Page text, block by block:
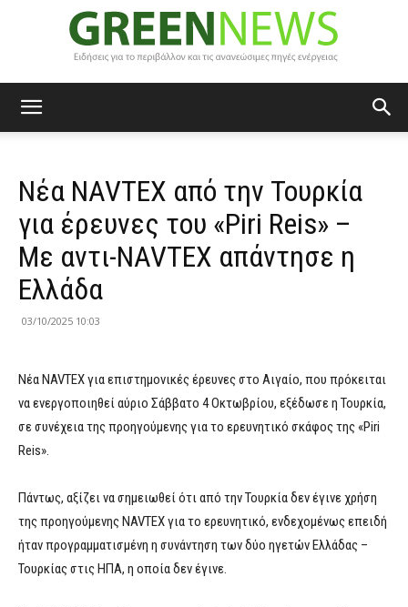
News
Νέα NAVTEX από την Τουρκία
για έρευνες του «Piri Reis» –
Με αντι-NAVTEX απάντησε η
Ελλάδα
03/10/2025 10:03
Νέα NAVTEX για επιστημονικές έρευνες στο Αιγαίο, που πρόκειται
να ενεργοποιηθεί αύριο Σάββατο 4 Οκτωβρίου, εξέδωσε η Τουρκία,
σε συνέχεια της προηγούμενης για το ερευνητικό σκάφος της «Piri
Reis».
Πάντως, αξίζει να σημειωθεί ότι από την Τουρκία δεν έγινε χρήση
της προηγούμενης NAVTEX για το ερευνητικό, ενδεχομένως επειδή
ήταν προγραμματισμένη η συνάντηση των δύο ηγετών Ελλάδας –
Τουρκίας στις ΗΠΑ, η οποία δεν έγινε.